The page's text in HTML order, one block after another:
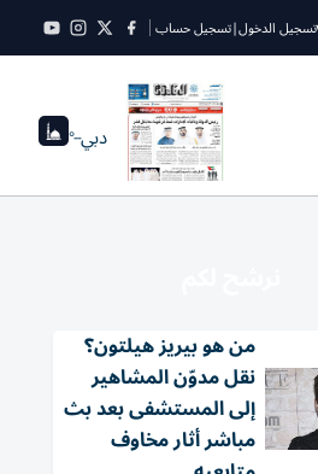
تسجيل الدخول|تسجيل حساب
دبي--°
من هو بيريز هيلتون؟
نقل مدوّن المشاهير
إلى المستشفى بعد بث
مباشر أثار مخاوف